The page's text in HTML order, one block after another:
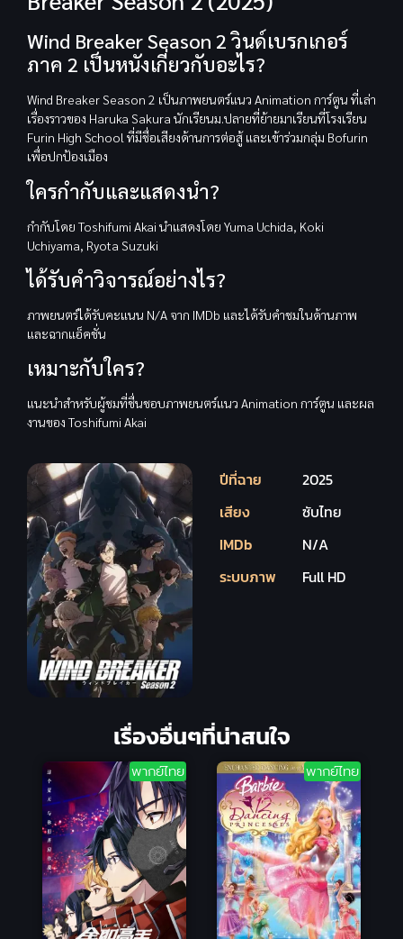
Wind Breaker Season 2 วินด์เบรกเกอร์
ภาค 2 เป็นหนังเกี่ยวกับอะไร?
Wind Breaker Season 2 เป็นภาพยนตร์แนว Animation การ์ตูน ที่เล่า
เรื่องราวของ Haruka Sakura นักเรียนม.ปลายที่ย้ายมาเรียนที่โรงเรียน
Furin High School ที่มีชื่อเสียงด้านการต่อสู้ และเข้าร่วมกลุ่ม Bofurin
เพื่อปกป้องเมือง
ใครกำกับและแสดงนำ?
กำกับโดย Toshifumi Akai นำแสดงโดย Yuma Uchida, Koki
Uchiyama, Ryota Suzuki
ได้รับคำวิจารณ์อย่างไร?
ภาพยนตร์ได้รับคะแนน N/A จาก IMDb และได้รับคำชมในด้านภาพ
และฉากแอ็คชั่น
เหมาะกับใคร?
แนะนำสำหรับผู้ชมที่ชื่นชอบภาพยนตร์แนว Animation การ์ตูน และผล
งานของ Toshifumi Akai
ปีที่ฉาย
2025
เสียง
ซับไทย
IMDb
N/A
ระบบภาพ
Full HD
เรื่องอื่นๆที่น่าสนใจ
พากย์ไทย พากย์ไทย